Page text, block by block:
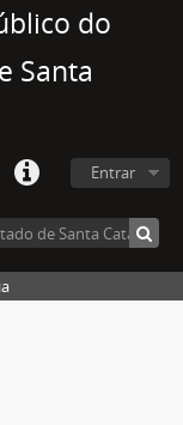
do
Santa
Entrar